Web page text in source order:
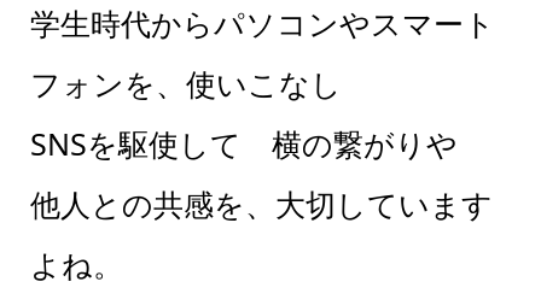
学生時代からパソコンやスマート
フォンを、使いこなし
SNSを駆使して 横の繋がりや
他人との共感を、大切しています
よね。